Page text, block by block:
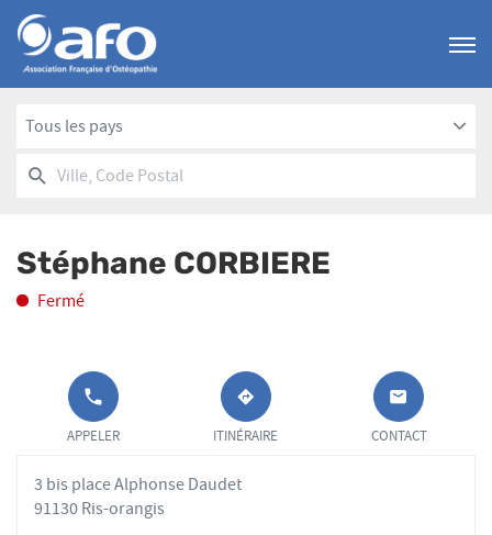
Menu
Tous les pays
Ville,RECHERCHER
UN
AFO
Stéphane CORBIERE
Fermé
APPELER LE
POINT DE
VENTE
CORBIERE AU
APPELER ITINÉRAIRE
JUSQU'AU
POINT
DE
CONTACT
OSTÉOPATHE
STÉPHANE
CORBIERE
3 bis place Alphonse Daudet
91130 Ris-orangis